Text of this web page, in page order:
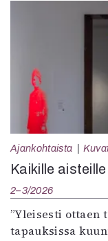
Ajankohtaista
Kaikille aisteille
2–3/2026
”Yleisesti ottaen
tapauksissa